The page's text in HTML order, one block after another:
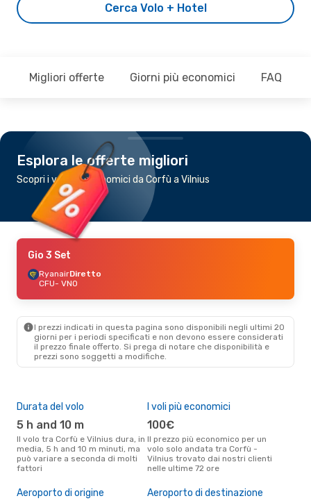
Cerca Volo + Hotel
Migliori offerte Giorni più economici FAQ
Esplora le offerte migliori
Scopri i voli più economici da Corfù a Vilnius
Gio 3 Set
RyanairDiretto
CFU- VNO
I prezzi indicati in questa pagina sono disponibili negli ultimi 20
giorni per i periodi specificati e non devono essere considerati
il ​​prezzo finale offerto. Si prega di notare che disponibilità e
prezzi sono soggetti a modifiche.
Durata del volo
5 h and 10 m
Il volo tra Corfù e Vilnius dura, in
media, 5 h and 10 m minuti, ma
può variare a seconda di molti
fattori
I voli più economici
100€
Il prezzo più economico per un
volo solo andata tra Corfù -
Vilnius trovato dai nostri clienti
nelle ultime 72 ore
Aeroporto di origine Aeroporto di destinazione